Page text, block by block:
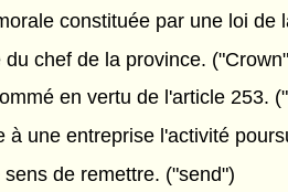
constituée par une loi de
chef de la province.
en vertu de l'article 253.
une entreprise l'activité
de remettre. ("send")